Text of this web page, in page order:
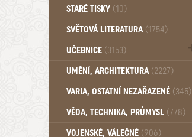
Psychologie a osobní rozvoj (760)
STARÉ TISKY (10)
SVĚTOVÁ LITERATURA (1754)
UČEBNICE (3153)
Učebnice - Jazykové (1297)
Učebnice - VŠ (259)
Učebnice - ZŠ (556)
Učebnice - Ostatní (499)
UMĚNÍ, ARCHITEKTURA (2227)
VARIA, OSTATNÍ NEZAŘAZENÉ (345)
VĚDA, TECHNIKA, PRŮMYSL (778)
VOJENSKÉ, VÁLEČNÉ (906)